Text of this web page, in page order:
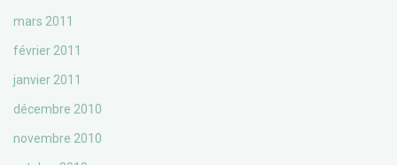
mars 2011
février 2011
janvier 2011
décembre 2010
novembre 2010